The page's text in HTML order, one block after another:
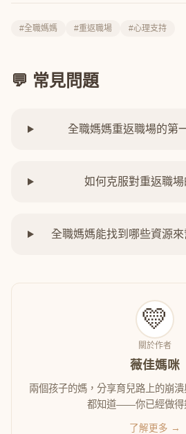
#全職媽媽 #重返職場 #心理支持
💬 常見問題
全職媽媽重返職場的第
如何克服對重返職場
全職媽媽能找到哪些資源來
💛
關於作者
薇佳媽咪
兩個孩子的媽，分享育兒路上的崩
都知道——你已經做得
了解更多 →